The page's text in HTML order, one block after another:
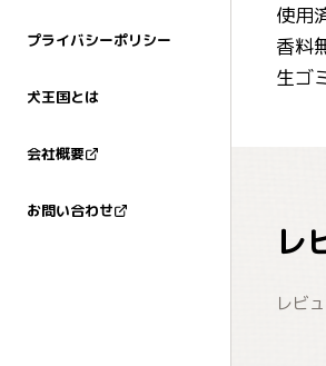
プライバシーポリシー
犬王国とは
会社概要
お問い合わせ
使用
香料
生ゴ
レ
レビ